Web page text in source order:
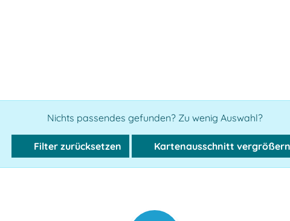
Nichts passendes gefunden? Zu wenig Auswahl?
Filter zurücksetzen Kartenausschnitt vergrößern